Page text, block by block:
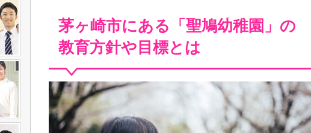
茅ヶ崎市にある「聖鳩幼稚園」の
教育方針や目標とは